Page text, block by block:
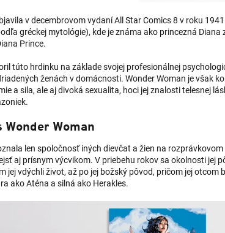
v decembrovom vydaní All Star Comics 8 v roku
gréckej mytológie), kde je známa ako princezná
Prince.
túto hrdinku na základe svojej profesionálnej
ženách v domácnosti. Wonder Woman je však
a sila, ale aj divoká sexualita, hoci jej znalosti telesnej
Woman
len spoločnosť iných dievčat a žien na
aj prísnym výcvikom. V priebehu rokov sa okolnosti jej
jej vdýchli život, až po jej božský pôvod, pričom jej
ako Aténa a silná ako Herakles.